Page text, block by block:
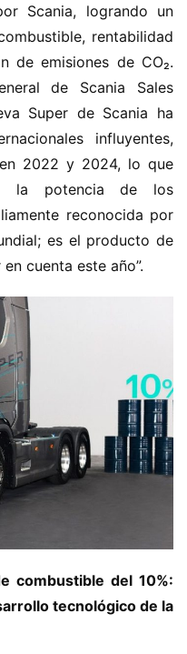
Scania, logrando un
rentabilidad
de emisiones de CO₂.
de Scania Sales
Super de Scania ha
influyentes,
2022 y 2024, lo que
la potencia de los
reconocida por
es el producto de
cuenta este año”.
combustible del 10%:
tecnológico de la